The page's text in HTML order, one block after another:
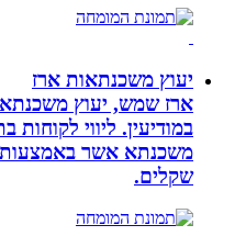
יעוץ משכנתאות ארז
ארז שמש, יעוץ משכנתאות,
במודיעין. ליווי לקוחות
משכנתא אשר באמצעותו
שקלים.